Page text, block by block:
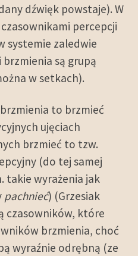
dźwięk powstaje). W
percepcji
systemie zaledwie
są grupą
w setkach).
to brzmieć
ujęciach
brzmieć to tzw.
(do tej samej
takie wyrażenia jak
pachnieć) (Grzesiak
czasowników, które
brzmienia, choć
wyraźnie odrębną (ze